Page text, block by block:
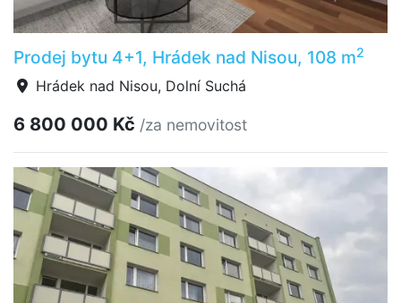
Prodej bytu 4+1, Hrádek nad Nisou, 108 m2
Hrádek nad Nisou, Dolní Suchá
6 800 000 Kč /za nemovitost